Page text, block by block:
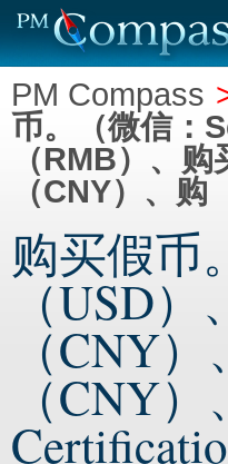
PM Compass
币。（微信：
（RMB）、
（CNY）、购
购买假币
（USD
（CNY
（CNY